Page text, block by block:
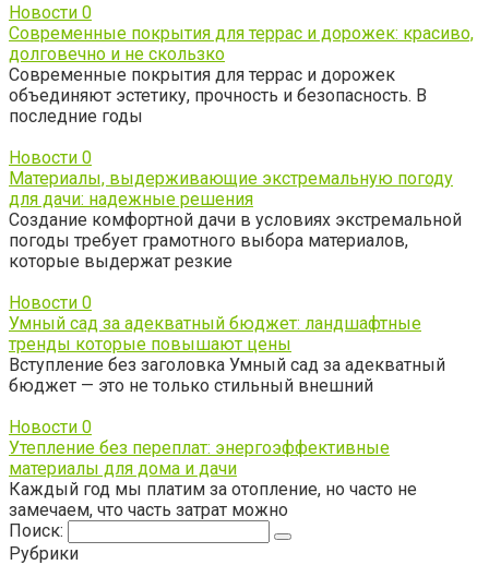
Новости 0
Современные покрытия для террас и дорожек: красиво,
долговечно и не скользко
Современные покрытия для террас и дорожек
объединяют эстетику, прочность и безопасность. В
последние годы
Новости 0
Материалы, выдерживающие экстремальную погоду
для дачи: надежные решения
Создание комфортной дачи в условиях экстремальной
погоды требует грамотного выбора материалов,
которые выдержат резкие
Новости 0
Умный сад за адекватный бюджет: ландшафтные
тренды которые повышают цены
Вступление без заголовка Умный сад за адекватный
бюджет — это не только стильный внешний
Новости 0
Утепление без переплат: энергоэффективные
материалы для дома и дачи
Каждый год мы платим за отопление, но часто не
замечаем, что часть затрат можно
Поиск:
Рубрики